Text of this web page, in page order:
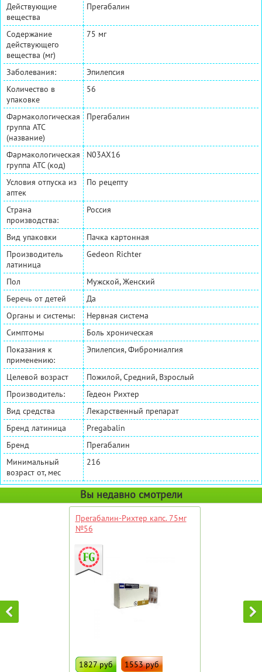
Действующие
вещества
Прегабалин
Содержание
действующего
вещества (мг)
75 мг
Заболевания:
Эпилепсия
Количество в
упаковке
56
Фармакологическая
группа АТС
(название)
Прегабалин
Фармакологическая
группа АТС (код)
N03AX16
Условия отпуска из
аптек
По рецепту
Страна
производства:
Россия
Вид упаковки
Пачка картонная
Производитель
латиница
Gedeon Richter
Пол
Мужской, Женский
Беречь от детей
Да
Органы и системы:
Нервная система
Симптомы
Боль хроническая
Показания к
применению:
Эпилепсия, Фибромиалгия
Целевой возраст
Пожилой, Средний, Взрослый
Производитель:
Гедеон Рихтер
Вид средства
Лекарственный препарат
Бренд латиница
Pregabalin
Бренд
Прегабалин
Минимальный
возраст от, мес
216
Вы недавно смотрели
Прегабалин-Рихтер капс. 75мг
№56
1827 руб 1553 руб